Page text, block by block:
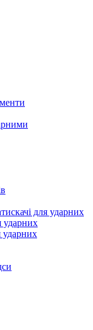
для ударних
ударних
ударних